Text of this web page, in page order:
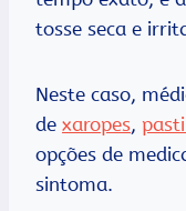
tosse seca e
Neste caso,
de xaropes,
opções de
sintoma.